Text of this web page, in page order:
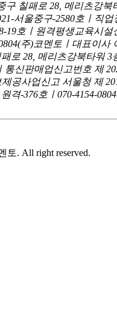
구 칠패로 28, 메리츠강북
서울중구-2580호ㅣ직
19호ㅣ원격평생교육시설
(주)코멘토ㅣ대표이사
로 28, 메리츠강북타워 3
통신판매업신고번호 제
공사업신고 서울청 제
격-376호ㅣ070-4154-0804
토. All right reserved.